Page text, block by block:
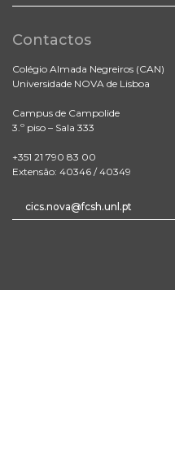
Contactos
Colégio Almada Negreiros (CAN)
Universidade NOVA de Lisboa
Campus de Campolide
3.º piso – Sala 333
+351 21 790 83 00
Extensão: 40346 / 40349
cics.nova@fcsh.unl.pt